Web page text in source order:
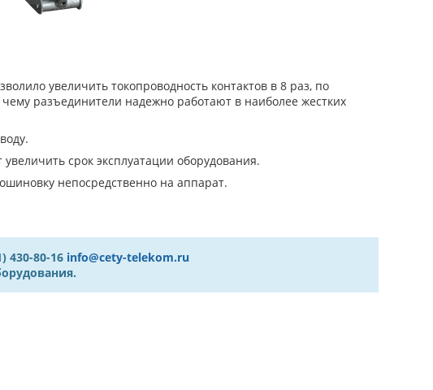
увеличить токопроводность контактов в 8 раз, по
разъединители надежно работают в наиболее жестких
срок эксплуатации оборудования.
непосредственно на аппарат.
430-80-16 info@cety-telekom.ru